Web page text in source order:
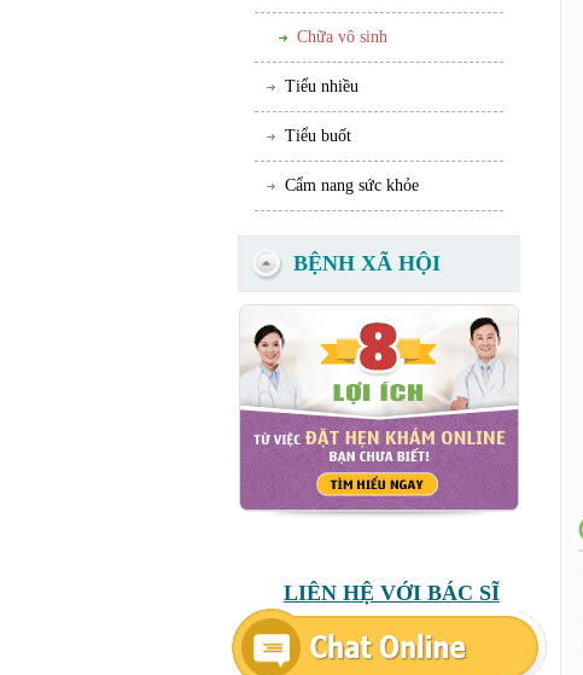
Chữa vô sinh
Tiểu nhiều
Tiểu buốt
Cẩm nang sức khỏe
BỆNH XÃ HỘI
LIÊN HỆ VỚI BÁC SĨ